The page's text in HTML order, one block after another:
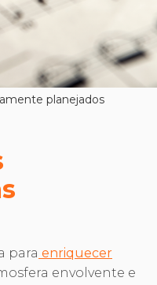
planejados
para enriquecer
envolvente e